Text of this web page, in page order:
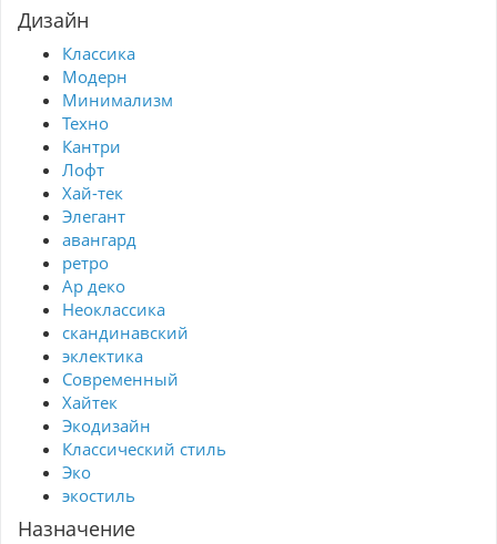
Дизайн
Классика
Модерн
Минимализм
Техно
Кантри
Лофт
Хай-тек
Элегант
авангард
ретро
Ар деко
Неоклассика
скандинавский
эклектика
Современный
Хайтек
Экодизайн
Классический стиль
Эко
экостиль
Назначение